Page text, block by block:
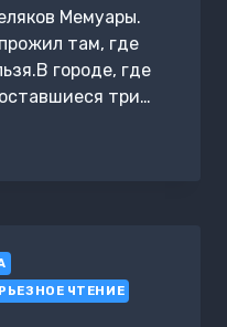
Мемуары.
там, где
городе, где
три…
ЧТЕНИЕ